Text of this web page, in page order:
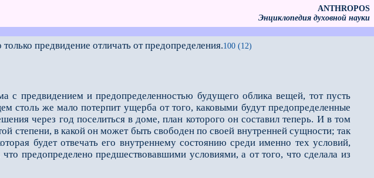
ANTHROPOS
Энциклопедия духовной науки
предвидение отличать от предопределения.100 (12)
с предвидением и предопределенностью будущего облика вещей, тот пусть
столь же мало потерпит ущерба от того, каковыми будут предопределенные
через год поселиться в доме, план которого он составил теперь. И в том
степени, в какой он может быть свободен по своей внутренней сущности; так
будет отвечать его внутреннему состоянию сpеди именно тех условий,
предопределено предшествовавшими условиями, а от того, что сделала из